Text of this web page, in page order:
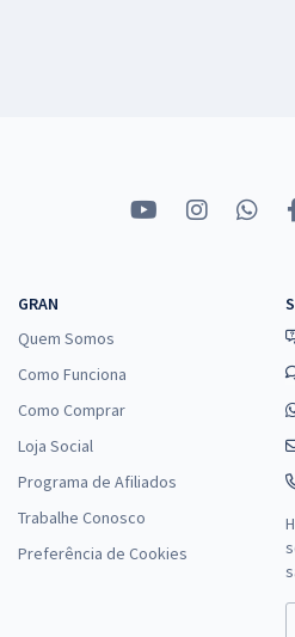
GRAN
Quem Somos
Como Funciona
Como Comprar
Loja Social
Programa de Afiliados
Trabalhe Conosco
Preferência de Cookies